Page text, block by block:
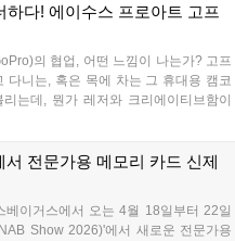
모리 교체 없이 AM5 플랫폼에서 강력
다....
하다! 에이수스 프로아트 고프
의 협업, 어떤 느낌이 나는가? 고프
다니는, 혹은 목에 차는 그 휴대용 캠코
는데, 뭔가 레저와 크리에이티브함이
감성이 물씬 풍기는데, 에이수스의 프
션(ProArt GoPro Edition) PX13'를 선
전문가용 메모리 카드 신제
이거스에서 오는 4월 18일부터 22일
Show 2026)'에서 새로운 전문가용